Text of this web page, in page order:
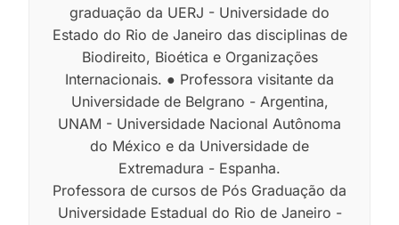
graduação da UERJ - Universidade do
Estado do Rio de Janeiro das disciplinas de
Biodireito, Bioética e Organizações
Internacionais. ● Professora visitante da
Universidade de Belgrano - Argentina,
UNAM - Universidade Nacional Autônoma
do México e da Universidade de
Extremadura - Espanha.
Professora de cursos de Pós Graduação da
Universidade Estadual do Rio de Janeiro -